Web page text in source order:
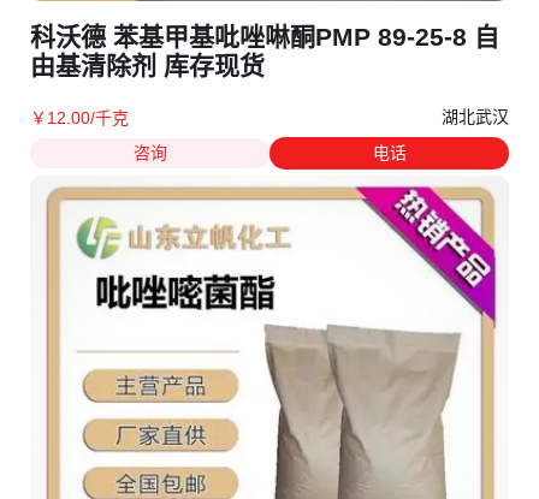
科沃德 苯基甲基吡唑啉酮PMP 89-25-8 自
由基清除剂 库存现货
￥ 12 .00/千克
湖北武汉
咨询
电话